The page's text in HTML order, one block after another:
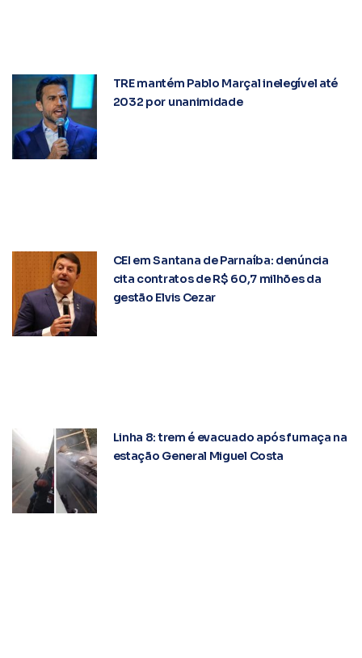
TRE mantém Pablo Marçal inelegível até
2032 por unanimidade
CEI em Santana de Parnaíba: denúncia
cita contratos de R$ 60,7 milhões da
gestão Elvis Cezar
Linha 8: trem é evacuado após fumaça na
estação General Miguel Costa